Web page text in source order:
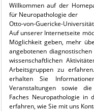
Willkommen auf der
für Neuropathologie der
Otto-von-Guericke-
Auf unserer Internetseite
Möglichkeit geben, mehr
angebotenen
wissenschaftlichen
Arbeitsgruppen zu
erhalten Sie
Veranstaltungen sowie
Faches Neuropathologie in
erfahren, wie Sie mit uns